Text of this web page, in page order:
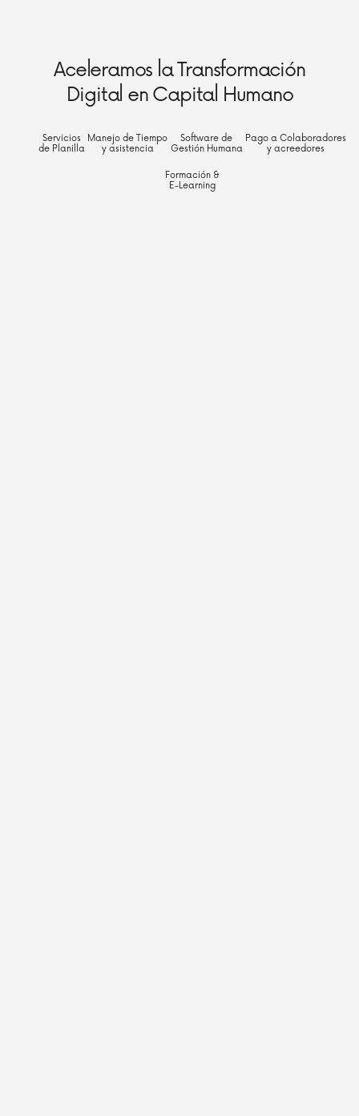
Aceleramos la Transformación
Digital en Capital Humano
Servicios
de Planilla
Manejo de Tiempo
y asistencia
Software de
Gestión Humana
Pago a Colaboradores
y acreedores
Formación &
E-Learning